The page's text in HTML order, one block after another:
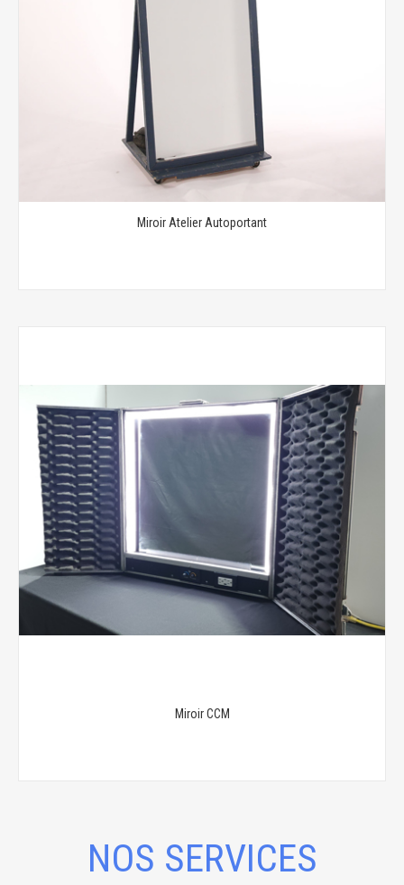
Miroir Atelier Autoportant
Miroir CCM
NOS SERVICES